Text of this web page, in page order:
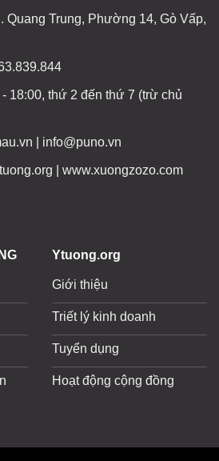
Quang Trung, Phường 14, Gò Vấp,
- 18:00, thứ 2 đến thứ 7 (trừ chủ
| info@puno.vn
| www.xuongzozo.com
Ytuong.org
Giới thiệu
Triết lý kinh doanh
Tuyển dụng
Hoạt động cộng đồng